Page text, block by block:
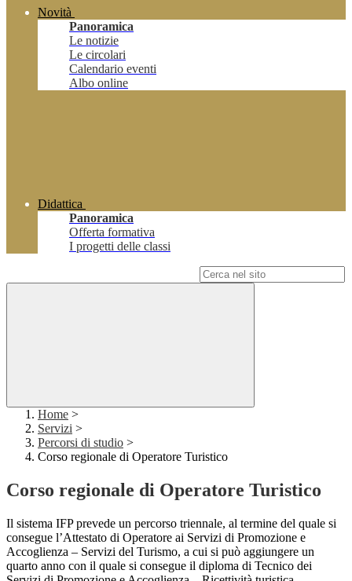
Novità
Panoramica
Le notizie
Le circolari
Calendario eventi
Albo online
Didattica
Panoramica
Offerta formativa
I progetti delle classi
Home >
Servizi >
Percorsi di studio >
Corso regionale di Operatore Turistico
Corso regionale di Operatore Turistico
Il sistema IFP prevede un percorso triennale, al termine del quale si
consegue l’Attestato di Operatore ai Servizi di Promozione e
Accoglienza – Servizi del Turismo, a cui si può aggiungere un
quarto anno con il quale si consegue il diploma di Tecnico dei